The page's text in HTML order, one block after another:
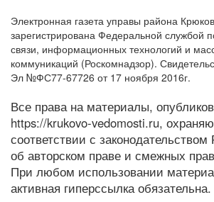
Электронная газета управы района
зарегистрирована Федеральной службой
связи, информационных технологий и
коммуникаций (Роскомнадзор).
Эл №ФС77-67726 от 17 ноября 2016г.
Все права на материалы,
https://krukovo-vedomosti.ru,
соответствии с
об авторском праве и смежных
При любом использовании
активная гиперссылка обязательна.